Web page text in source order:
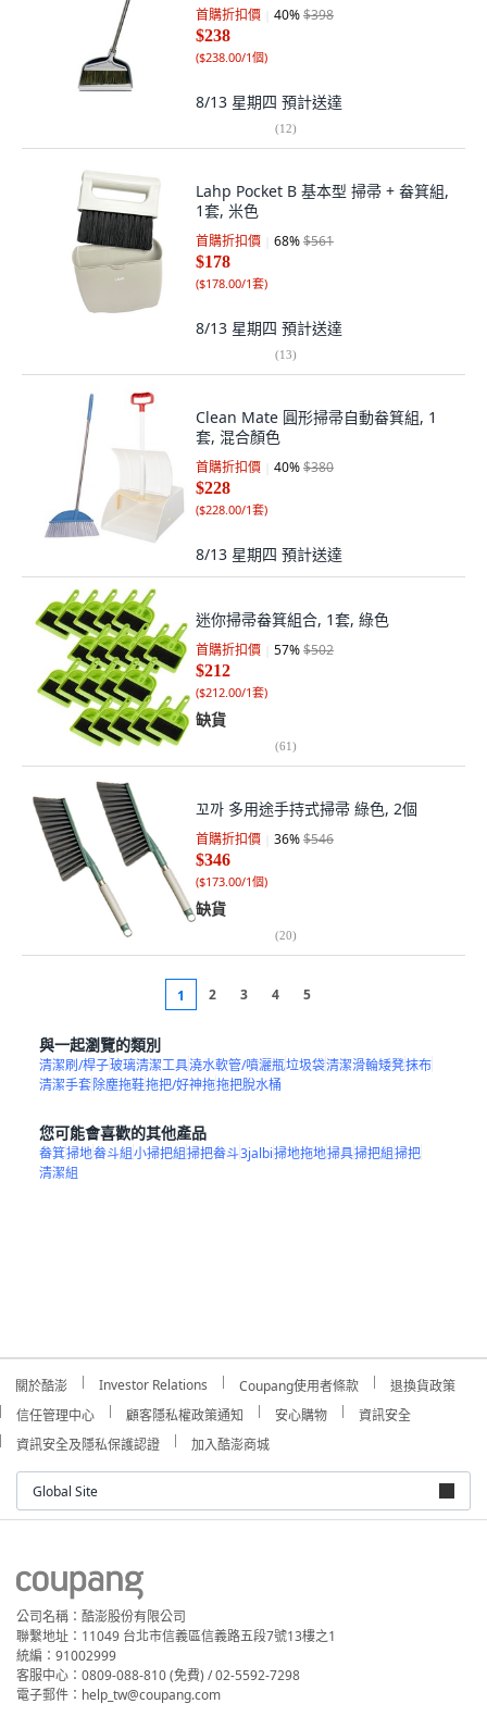
首購折扣價 40%$398
$238
($238.00/1個)
8/13 星期四 預計送達
(12)
Lahp Pocket B 基本型 掃帚 + 畚箕組,
1套, 米色
首購折扣價 68%$561
$178
($178.00/1套)
8/13 星期四 預計送達
(13)
Clean Mate 圓形掃帚自動畚箕組, 1
套, 混合顏色
首購折扣價 40%$380
$228
($228.00/1套)
8/13 星期四 預計送達
迷你掃帚畚箕組合, 1套, 綠色
首購折扣價 57%$502
$212
($212.00/1套)
缺貨
(61)
꼬까 多用途手持式掃帚 綠色, 2個
首購折扣價 36%$546
$346
($173.00/1個)
缺貨
(20)
1 2 3 4 5
與一起瀏覽的類別
清潔刷/桿子玻璃清潔工具澆水軟管/噴灑瓶垃圾袋清潔滑輪矮凳抹布
清潔手套除塵拖鞋拖把/好神拖拖把脫水桶
您可能會喜歡的其他產品
畚箕掃地畚斗組小掃把組掃把畚斗3jalbi掃地拖地掃具掃把組掃把
清潔組
關於酷澎 Investor Relations Coupang使用者條款
退換貨政策
信任管理中心
顧客隱私權政策通知 安心購物
資訊安全
資訊安全及隱私保護認證
加入酷澎商城
Global Site
公司名稱：酷澎股份有限公司
聯繫地址：11049 台北市信義區信義路五段7號13樓之1
統編：91002999
客服中心：0809-088-810 (免費) / 02-5592-7298
電子郵件：help_tw@coupang.com